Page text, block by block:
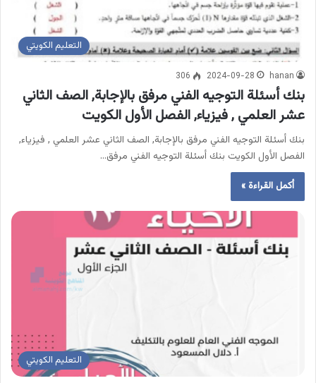
التعليم الكويتي
hanan
2024-09-28
306
بنك أسئلة التوجيه الفني مرفق بالإجابة, الصف الثاني
عشر العلمي , فيزياء, الفصل الأول الكويت
بنك أسئلة التوجيه الفني مرفق بالإجابة, الصف الثاني عشر العلمي , فيزياء,
الفصل الأول الكويت بنك أسئلة التوجيه الفني مرفق…
أكمل القراءة »
التعليم الكويتي